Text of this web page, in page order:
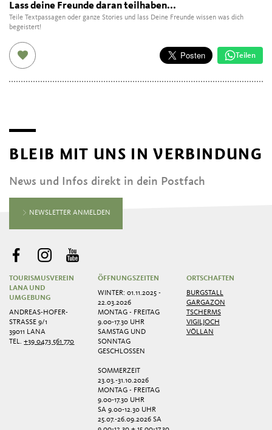
Lass deine Freunde daran teilhaben...
Teile Textpassagen oder ganze Stories und lass Deine Freunde wissen was dich
begeistert!
Teilen
BLEIB MIT UNS IN VERBINDUNG
News und Infos direkt in dein Postfach
NEWSLETTER ANMELDEN
TOURISMUSVEREIN
LANA UND
UMGEBUNG
ANDREAS-HOFER-
STRASSE 9/1
39011 LANA
TEL.+39 0473 561 770
ÖFFNUNGSZEITEN
WINTER: 01.11.2025 -
22.03.2026
MONTAG - FREITAG
9.00-17.30 UHR
SAMSTAG UND
SONNTAG
GESCHLOSSEN
SOMMERZEIT
23.03.-31.10.2026
MONTAG - FREITAG
9.00-17.30 UHR
SA 9.00-12.30 UHR
25.07.-26.09.2026 SA
ORTSCHAFTEN
BURGSTALL
GARGAZON
TSCHERMS
VIGILJOCH
VÖLLAN